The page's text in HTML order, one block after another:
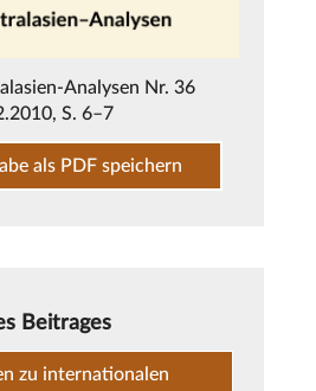
Analysen Nr. 36
, S. 6–7
als PDF speichern
Beitrages
zu internationalen